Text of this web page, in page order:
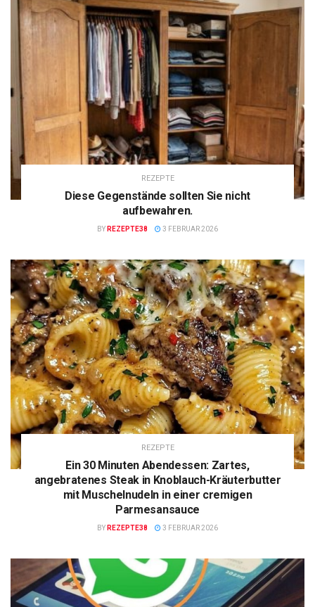
REZEPTE
Diese Gegenstände sollten Sie nicht
aufbewahren.
BY REZEPTE38 3 FEBRUAR 2026
REZEPTE
Ein 30 Minuten Abendessen: Zartes,
angebratenes Steak in Knoblauch-Kräuterbutter
mit Muschelnudeln in einer cremigen
Parmesansauce
BY REZEPTE38 3 FEBRUAR 2026